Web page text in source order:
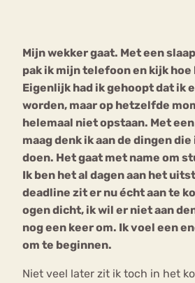
Mijn wekker gaat. Met een
pak ik mijn telefoon en kijk
Eigenlijk had ik gehoopt dat ik
worden, maar op hetzelfde
helemaal niet opstaan. Met
maag denk ik aan de dingen
doen. Het gaat met name om
Ik ben het al dagen aan het
deadline zit er nu écht aan te
ogen dicht, ik wil er niet aan
nog een keer om. Ik voel een
om te beginnen.
Niet veel later zit ik toch in het
Chat
Forum
mia
Nerv
osa
Eetstoornis
Eetbuien Piekeren
Orthorexia
Afvallen